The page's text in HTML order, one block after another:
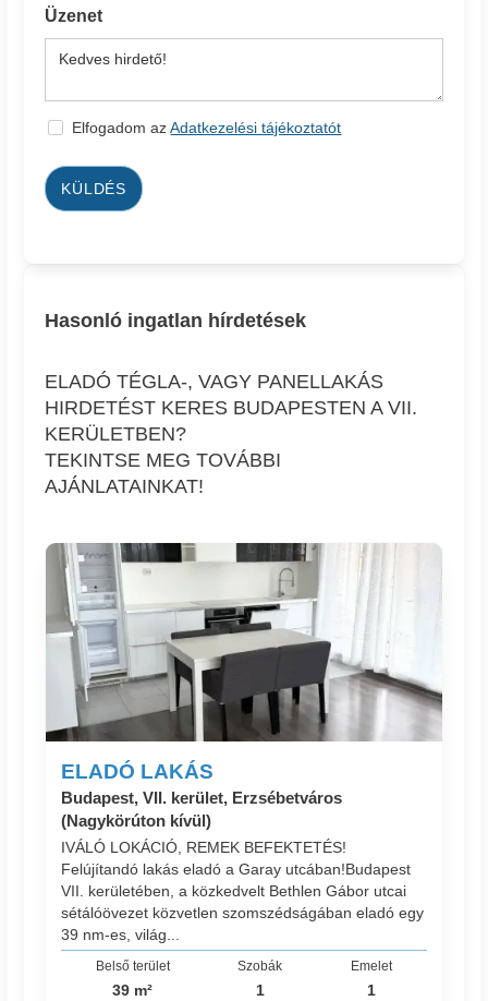
Üzenet
Elfogadom azAdatkezelési tájékoztatót
KÜLDÉS
Hasonló ingatlan hírdetések
ELADÓ TÉGLA-, VAGY PANELLAKÁS
HIRDETÉST KERES BUDAPESTEN A VII.
KERÜLETBEN?
TEKINTSE MEG TOVÁBBI
AJÁNLATAINKAT!
ELADÓ LAKÁS
Budapest, VII. kerület, Erzsébetváros
(Nagykörúton kívül)
IVÁLÓ LOKÁCIÓ, REMEK BEFEKTETÉS!
Felújítandó lakás eladó a Garay utcában!Budapest
VII. kerületében, a közkedvelt Bethlen Gábor utcai
sétálóövezet közvetlen szomszédságában eladó egy
39 nm-es, világ...
Belső terület
39 m²
Szobák
1
Emelet
1